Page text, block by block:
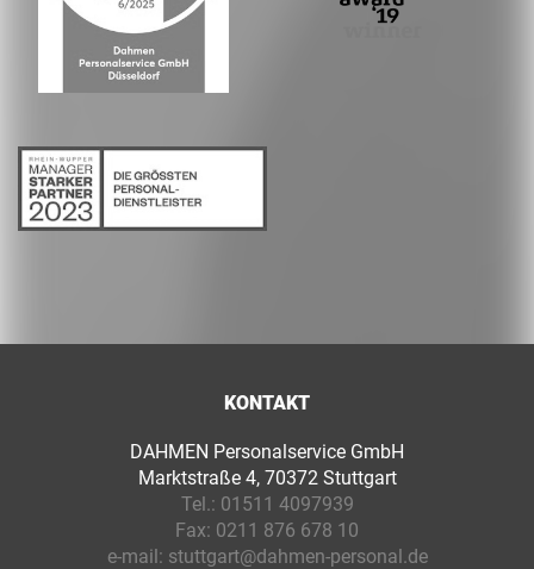
KONTAKT
DAHMEN Personalservice GmbH
Marktstraße 4, 70372 Stuttgart
Tel.: 01511 4097939
Fax: 0211 876 678 10
e-mail: stuttgart@dahmen-personal.de